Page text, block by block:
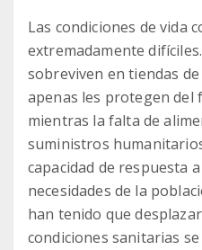
Las condiciones de vida
extremadamente
sobreviven en tiendas
apenas les protegen del
mientras la falta de
suministros
capacidad de respuesta
necesidades de la
han tenido que
condiciones sanitarias